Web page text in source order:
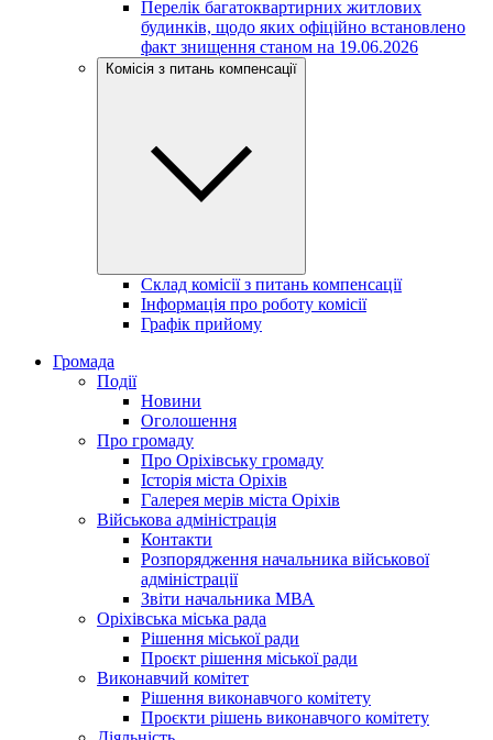
Перелік багатоквартирних житлових
будинків, щодо яких офіційно встановлено
факт знищення станом на 19.06.2026
Комісія з питань компенсації
Склад комісії з питань компенсації
Інформація про роботу комісії
Графік прийому
Громада
Події
Новини
Оголошення
Про громаду
Про Оріхівську громаду
Історія міста Оріхів
Галерея мерів міста Оріхів
Військова адміністрація
Контакти
Розпорядження начальника військової
адміністрації
Звіти начальника МВА
Оріхівська міська рада
Рішення міської ради
Проєкт рішення міської ради
Виконавчий комітет
Рішення виконавчого комітету
Проєкти рішень виконавчого комітету